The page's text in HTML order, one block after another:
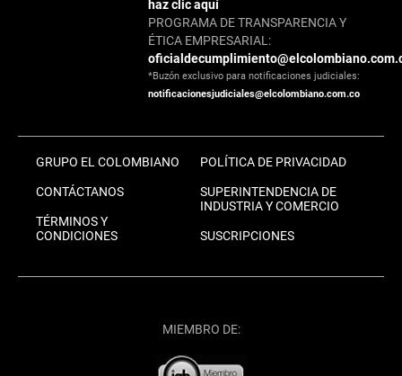
haz clic aquí
PROGRAMA DE TRANSPARENCIA Y
ÉTICA EMPRESARIAL:
*Buzón exclusivo para notificaciones judiciales:
notificacionesjudiciales@elcolombiano.com.co
GRUPO EL COLOMBIANO
CONTÁCTANOS
TÉRMINOS Y
CONDICIONES
POLÍTICA DE PRIVACIDAD
SUPERINTENDENCIA DE
INDUSTRIA Y COMERCIO
SUSCRIPCIONES
MIEMBRO DE: